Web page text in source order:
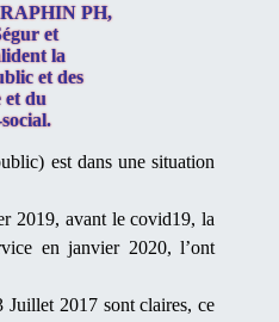
PH,
et
la
et des
et du
est dans une situation
2019, avant le covid19, la
en janvier 2020, l’ont
Juillet 2017 sont claires, ce